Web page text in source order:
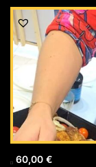
60,00 €